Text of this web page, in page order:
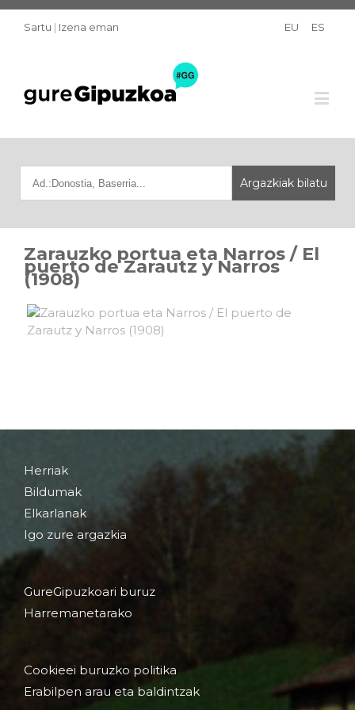
Sartu | Izena eman EU ES
Zarauzko portua eta Narros / El
puerto de Zarautz y Narros
(1908)
Herriak
Bildumak
Elkarlanak
Igo zure argazkia
GureGipuzkoari buruz
Harremanetarako
Cookieei buruzko politika
Erabilpen arau eta baldintzak